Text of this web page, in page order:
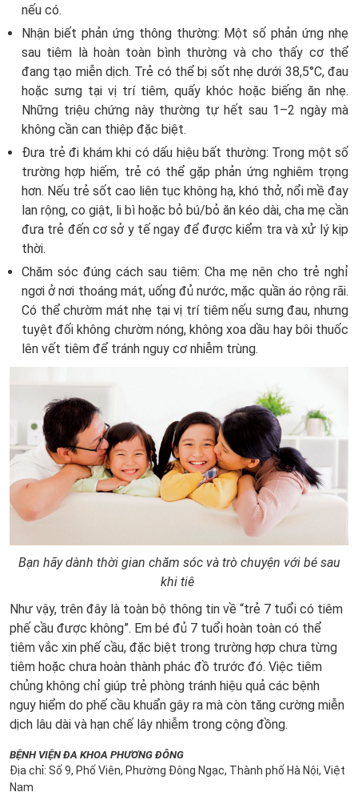
nếu có.
Nhận biết phản ứng thông thường: Một số phản ứng nhẹ
sau tiêm là hoàn toàn bình thường và cho thấy cơ thể
đang tạo miễn dịch. Trẻ có thể bị sốt nhẹ dưới 38,5°C, đau
hoặc sưng tại vị trí tiêm, quấy khóc hoặc biếng ăn nhẹ.
Những triệu chứng này thường tự hết sau 1–2 ngày mà
không cần can thiệp đặc biệt.
Đưa trẻ đi khám khi có dấu hiệu bất thường: Trong một số
trường hợp hiếm, trẻ có thể gặp phản ứng nghiêm trọng
hơn. Nếu trẻ sốt cao liên tục không hạ, khó thở, nổi mề đay
lan rộng, co giật, li bì hoặc bỏ bú/bỏ ăn kéo dài, cha mẹ cần
đưa trẻ đến cơ sở y tế ngay để được kiểm tra và xử lý kịp
thời.
Chăm sóc đúng cách sau tiêm: Cha mẹ nên cho trẻ nghỉ
ngơi ở nơi thoáng mát, uống đủ nước, mặc quần áo rộng rãi.
Có thể chườm mát nhẹ tại vị trí tiêm nếu sưng đau, nhưng
tuyệt đối không chườm nóng, không xoa dầu hay bôi thuốc
lên vết tiêm để tránh nguy cơ nhiễm trùng.
Bạn hãy dành thời gian chăm sóc và trò chuyện với bé sau
khi tiê
Như vậy, trên đây là toàn bộ thông tin về “trẻ 7 tuổi có tiêm
phế cầu được không”. Em bé đủ 7 tuổi hoàn toàn có thể
tiêm vắc xin phế cầu, đặc biệt trong trường hợp chưa từng
tiêm hoặc chưa hoàn thành phác đồ trước đó. Việc tiêm
chủng không chỉ giúp trẻ phòng tránh hiệu quả các bệnh
nguy hiểm do phế cầu khuẩn gây ra mà còn tăng cường miễn
dịch lâu dài và hạn chế lây nhiễm trong cộng đồng.
BỆNH VIỆN ĐA KHOA PHƯƠNG ĐÔNG
Địa chỉ: Số 9, Phố Viên, Phường Đông Ngạc, Thành phố Hà Nội, Việt
Nam